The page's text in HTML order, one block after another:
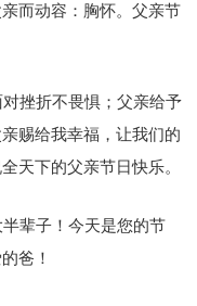
而动容：胸怀。父亲节
挫折不畏惧；父亲给予
赐给我幸福，让我们的
天下的父亲节日快乐。
辈子！今天是您的节
爸！